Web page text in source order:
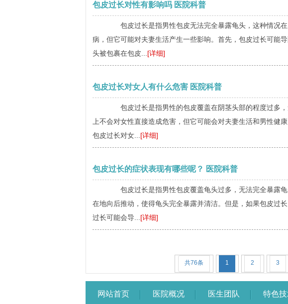
包皮过长对性有影响吗 医院科普
包皮过长是指男性包皮无法完全暴露龟头，这种情况在
病，但它可能对夫妻生活产生一些影响。首先，包皮过长可能
头被包裹在包皮... [详细]
包皮过长对女人有什么危害 医院科普
包皮过长是指男性的包皮覆盖在阴茎头部的程度过多，
上不会对女性直接造成危害，但它可能会对夫妻生活和男性健
包皮过长对女... [详细]
包皮过长的症状表现有哪些呢？ 医院科普
包皮过长是指男性包皮覆盖龟头过多，无法完全暴露龟
在地向后推动，使得龟头完全暴露并清洁。但是，如果包皮过
过长可能会导... [详细]
共76条 1 2 3
网站首页 医院概况 医生团队 特色